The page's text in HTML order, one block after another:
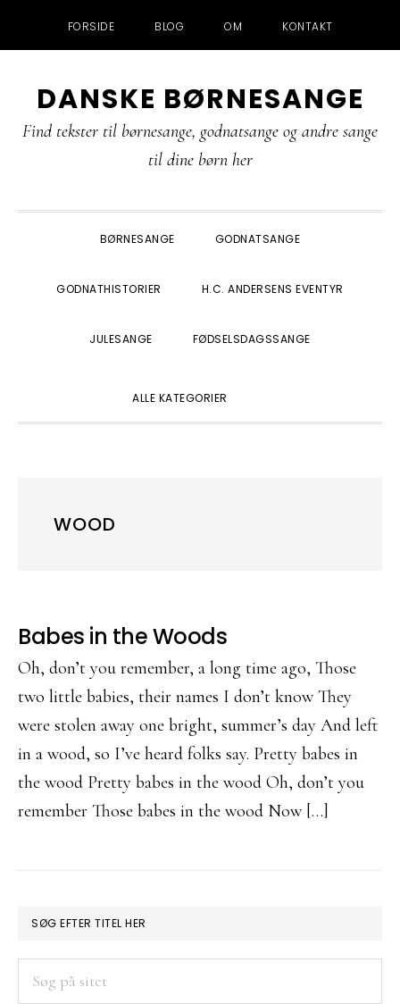
FORSIDE BLOG OM KONTAKT
direkte
til
indhold
direkte
til
direkte
til
DANSKE BØRNESANGE
Find tekster til børnesange, godnatsange og andre sange
til dine børn her
BØRNESANGE GODNATSANGE
GODNATHISTORIER H.C. ANDERSENS EVENTYR
JULESANGE FØDSELSDAGSSANGE
ALLE KATEGORIER
WOOD
Babes in the Woods
Oh, don’t you remember, a long time ago, Those
two little babies, their names I don’t know They
were stolen away one bright, summer’s day And left
in a wood, so I’ve heard folks say. Pretty babes in
the wood Pretty babes in the wood Oh, don’t you
remember Those babes in the wood Now […]
PRIMÆR
SIDEBAR
SØG EFTER TITEL HER